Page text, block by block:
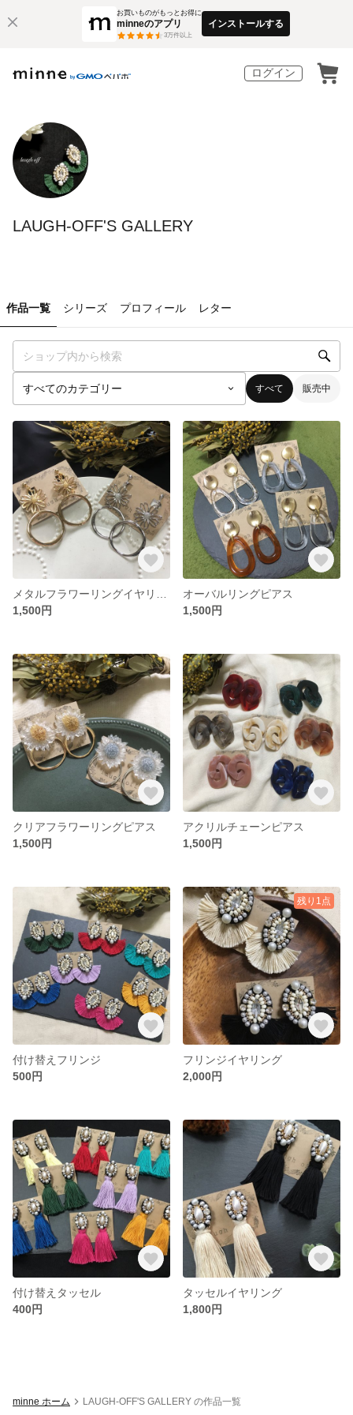
お買いものがもっとお得に
minneのアプリ
3万件以上
インストールする
ログイン
LAUGH-OFF'S GALLERY
作品一覧 シリーズ プロフィール レター
すべて 販売中
1,500円
オーバルリングピアス
1,500円
クリアフラワーリングピアス
1,500円
アクリルチェーンピアス
1,500円
付け替えフリンジ
500円
残り1点
フリンジイヤリング
2,000円
付け替えタッセル
400円
タッセルイヤリング
1,800円
minne ホーム LAUGH-OFF'S GALLERY の作品一覧